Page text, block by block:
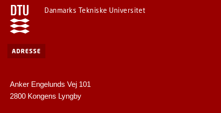
Danmarks Tekniske Universitet
ADRESSE
Anker Engelunds Vej 101
2800 Kongens Lyngby